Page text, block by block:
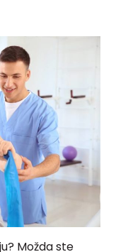
Možda ste